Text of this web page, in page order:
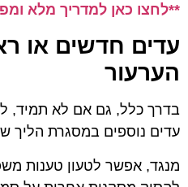
**לחצו כאן למדריך מלא
עדים חדשים או
הערעור
בדרך כלל, גם אם לא תמיד,
עדים נוספים במסגרת הליך
מנגד, אפשר לטעון טענות
אביחי ש.
עו"ד עם נשמה טובה. עזרה לי
במשך השנים בנאמנות, במסירות
מזה, היא מאוד חביבה, נגישה